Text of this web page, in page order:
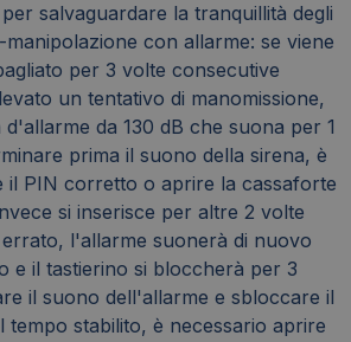
salvaguardare la tranquillità degli
manipolazione con allarme: se viene
per 3 volte consecutive
un tentativo di manomissione,
da 130 dB che suona per 1
prima il suono della sirena, è
il PIN corretto o aprire la cassaforte
si inserisce per altre 2 volte
l'allarme suonerà di nuovo
e il tastierino si bloccherà per 3
il suono dell'allarme e sbloccare il
tempo stabilito, è necessario aprire